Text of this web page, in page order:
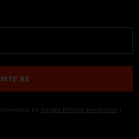
SE
se Google Politika privatnosti i